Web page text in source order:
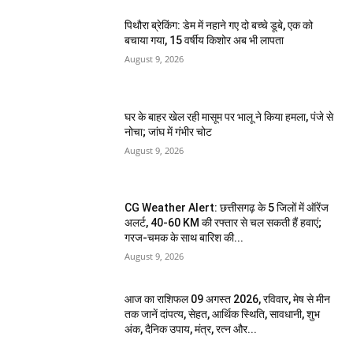
पिथौरा ब्रेकिंग: डेम में नहाने गए दो बच्चे डूबे, एक को
बचाया गया, 15 वर्षीय किशोर अब भी लापता
August 9, 2026
घर के बाहर खेल रही मासूम पर भालू ने किया हमला, पंजे से
नोचा; जांघ में गंभीर चोट
August 9, 2026
CG Weather Alert: छत्तीसगढ़ के 5 जिलों में ऑरेंज
अलर्ट, 40-60 KM की रफ्तार से चल सकती हैं हवाएं;
गरज-चमक के साथ बारिश की...
August 9, 2026
आज का राशिफल 09 अगस्त 2026, रविवार, मेष से मीन
तक जानें दांपत्य, सेहत, आर्थिक स्थिति, सावधानी, शुभ
अंक, दैनिक उपाय, मंत्र, रत्न और...